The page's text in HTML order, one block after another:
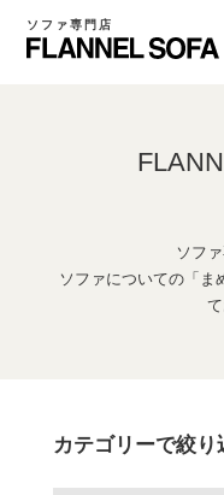
ソファ専門店
ソフ
ソファについての「ま
カテゴリーで絞り